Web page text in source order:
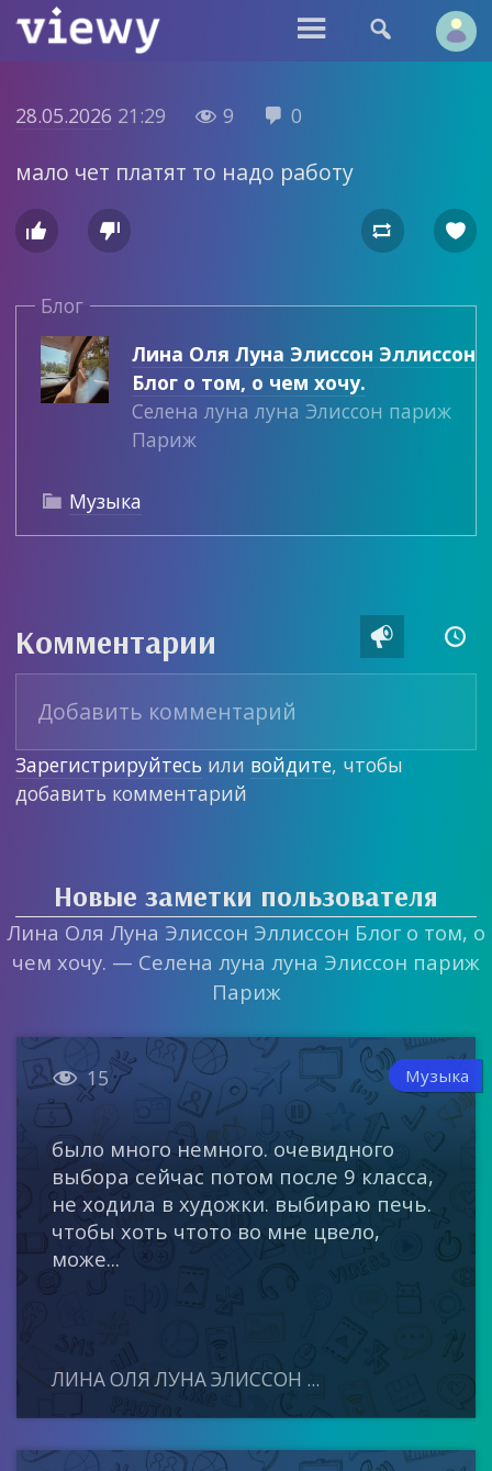
 
28.05.2026 21:29  9  0
мало чет платят то надо работу
   
Блог
Лина Оля Луна Элиссон Эллиссон
Блог о том, о чем хочу.
Селена луна луна Элиссон париж
Париж
 Музыка
Комментарии  
Зарегистрируйтесь или войдите, чтобы
добавить комментарий
Новые заметки пользователя
Лина Оля Луна Элиссон Эллиссон Блог о том, о
чем хочу. — Селена луна луна Элиссон париж
Париж
 15 Музыка
было много немного. очевидного
выбора сейчас потом после 9 класса,
не ходила в художки. выбираю печь.
чтобы хоть чтото во мне цвело,
може...
ЛИНА ОЛЯ ЛУНА ЭЛИССОН ...